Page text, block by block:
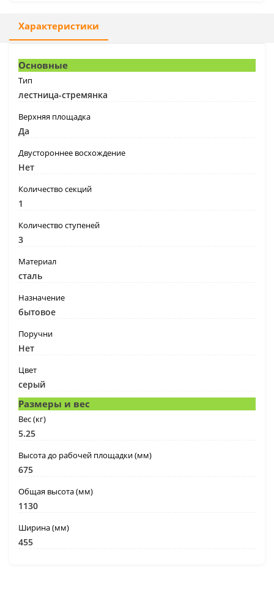
Характеристики
Основные
Тип
лестница-стремянка
Верхняя площадка
Да
Двустороннее восхождение
Нет
Количество секций
1
Количество ступеней
3
Материал
сталь
Назначение
бытовое
Поручни
Нет
Цвет
серый
Размеры и вес
Вес (кг)
5.25
Высота до рабочей площадки (мм)
675
Общая высота (мм)
1130
Ширина (мм)
455